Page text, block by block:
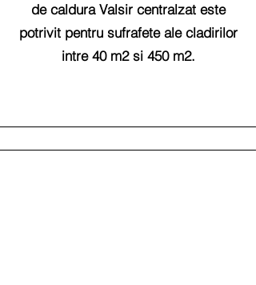
de caldura Valsir centralzat este
potrivit pentru sufrafete ale cladirilor
intre 40 m2 si 450 m2.